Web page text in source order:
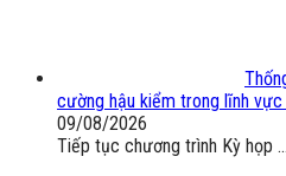
cường hậu kiểm trong lĩnh vực
09/08/2026
Tiếp tục chương trình Kỳ họp ...